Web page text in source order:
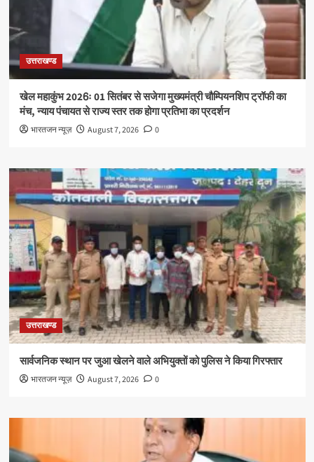
उत्तराखण्ड
खेल महाकुंभ 2026ः 01 सितंबर से सजेगा मुख्यमंत्री चौम्पियनशिप ट्रॉफी का
मंच, न्याय पंचायत से राज्य स्तर तक होगा प्रतिभा का प्रदर्शन
भारतजन न्यूज़ August 7, 2026 0
उत्तराखण्ड
सार्वजनिक स्थान पर जुआ खेलने वाले अभियुक्तों को पुलिस ने किया गिरफ्तार
भारतजन न्यूज़ August 7, 2026 0